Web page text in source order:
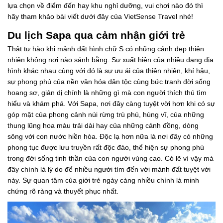
lựa chọn về điểm đến hay khu nghỉ dưỡng, vui chơi nào đó thì
hãy tham khảo bài viết dưới đây của VietSense Travel nhé!
Du lịch Sapa qua cảm nhận giới trẻ
Thật tự hào khi mảnh đất hình chữ S có những cảnh đẹp thiên
nhiên không nơi nào sánh bằng. Sự xuất hiện của nhiều dạng địa
hình khác nhau cùng với đó là sự ưu ái của thiên nhiên, khí hậu,
sự phong phú của nền văn hóa dân tộc cùng bức tranh đời sống
hoang sơ, giản dị chính là những gì mà con người thích thú tìm
hiểu và khám phá. Với Sapa, nơi đây càng tuyệt vời hơn khi có sự
góp mặt của phong cảnh núi rừng trù phú, hùng vĩ, của những
thung lũng hoa màu trải dài hay của những cánh đồng, dòng
sông với con nước hiền hòa. Độc lạ hơn nữa là nơi đây có những
phong tục được lưu truyền rất độc đáo, thể hiện sự phong phú
trong đời sống tinh thần của con người vùng cao. Có lẽ vì vậy mà
đây chính là lý do để nhiều người tìm đến với mảnh đất tuyệt vời
này. Sự quan tâm của giới trẻ ngày càng nhiều chính là minh
chứng rõ ràng và thuyết phục nhất.